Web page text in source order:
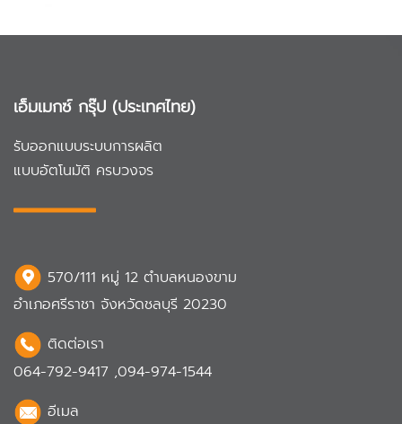
เอ็มเมกซ์ กรุ๊ป (ประเทศไทย)
รับออกแบบระบบการผลิต
แบบอัตโนมัติ ครบวงจร
570/111 หมู่ 12 ตำบลหนองขาม
อำเภอศรีราชา จังหวัดชลบุรี 20230
ติดต่อเรา
064-792-9417 ,094-974-1544
อีเมล